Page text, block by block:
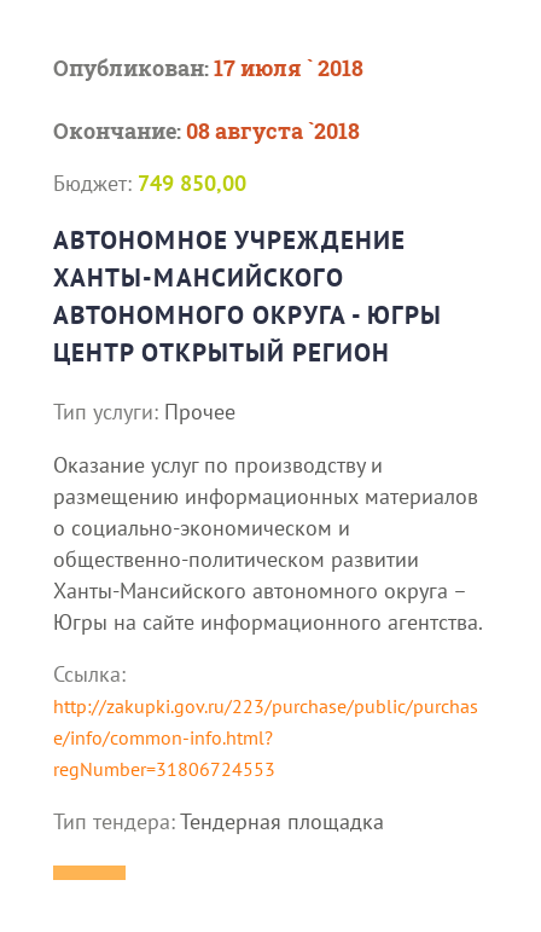
Опубликован:17 июля ` 2018
Окончание:08 августа `2018
Бюджет: 749 850,00
АВТОНОМНОЕ УЧРЕЖДЕНИЕ
ХАНТЫ-МАНСИЙСКОГО
АВТОНОМНОГО ОКРУГА - ЮГРЫ
ЦЕНТР ОТКРЫТЫЙ РЕГИОН
Тип услуги: Прочее
Оказание услуг по производству и
размещению информационных материалов
о социально-экономическом и
общественно-политическом развитии
Ханты-Мансийского автономного округа –
Югры на сайте информационного агентства.
Ссылка:
http://zakupki.gov.ru/223/purchase/public/purchas
e/info/common-info.html?
regNumber=31806724553
Тип тендера:Тендерная площадка